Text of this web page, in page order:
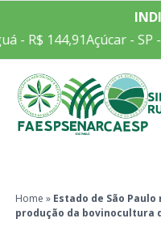
- R$ 144,91Açúcar - SP -
Home » Estado de São
produção da bovinocultura